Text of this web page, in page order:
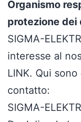
Organismo
protezione dei
SIGMA-
interesse al
LINK. Qui
contatto:
SIGMA-